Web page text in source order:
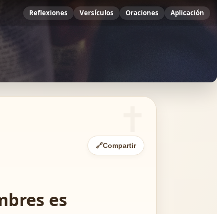
Reflexiones Versículos Oraciones Aplicación
🔗Compartir
es